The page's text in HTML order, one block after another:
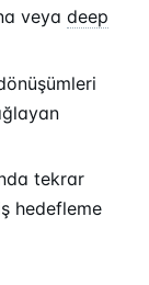
veya deep
tekrar
hedefleme